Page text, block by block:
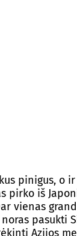
pinigus, o
pirko iš
vienas
pasukti
Azijos